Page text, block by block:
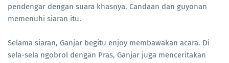
pendengar dengan suara khasnya. Candaan dan guyonan
memenuhi siaran itu.
Selama siaran, Ganjar begitu enjoy membawakan acara. Di
sela-sela ngobrol dengan Pras, Ganjar juga menceritakan